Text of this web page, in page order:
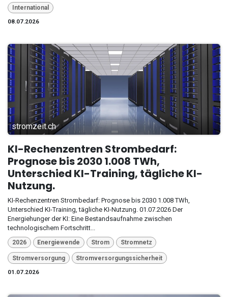
International
08.07.2026
stromzeit.ch
KI-Rechenzentren Strombedarf:
Prognose bis 2030 1.008 TWh,
Unterschied KI-Training, tägliche KI-
Nutzung.
KI-Rechenzentren Strombedarf: Prognose bis 2030 1.008 TWh,
Unterschied KI-Training, tägliche KI-Nutzung. 01.07.2026 Der
Energiehunger der KI: Eine Bestandsaufnahme zwischen
technologischem Fortschritt...
2026 Energiewende Strom Stromnetz
Stromversorgung
Stromversorgungssicherheit
01.07.2026